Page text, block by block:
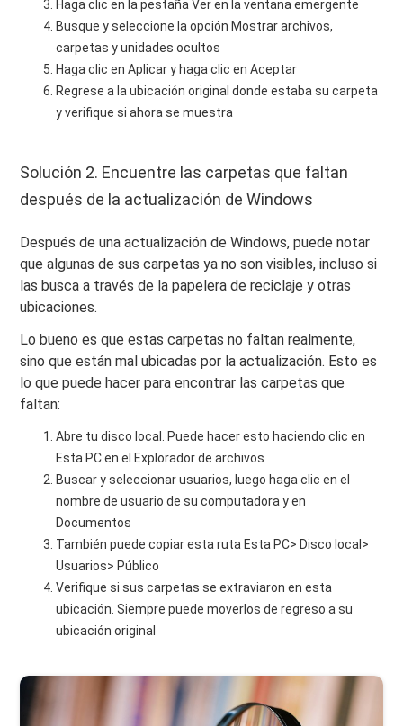
Haga clic en la pestaña Ver en la ventana emergente
Busque y seleccione la opción Mostrar archivos,
carpetas y unidades ocultos
Haga clic en Aplicar y haga clic en Aceptar
Regrese a la ubicación original donde estaba su carpeta
y verifique si ahora se muestra
Solución 2. Encuentre las carpetas que faltan
después de la actualización de Windows
Después de una actualización de Windows, puede notar
que algunas de sus carpetas ya no son visibles, incluso si
las busca a través de la papelera de reciclaje y otras
ubicaciones.
Lo bueno es que estas carpetas no faltan realmente,
sino que están mal ubicadas por la actualización. Esto es
lo que puede hacer para encontrar las carpetas que
faltan:
Abre tu disco local. Puede hacer esto haciendo clic en
Esta PC en el Explorador de archivos
Buscar y seleccionar usuarios, luego haga clic en el
nombre de usuario de su computadora y en
Documentos
También puede copiar esta ruta Esta PC> Disco local>
Usuarios> Público
Verifique si sus carpetas se extraviaron en esta
ubicación. Siempre puede moverlos de regreso a su
ubicación original